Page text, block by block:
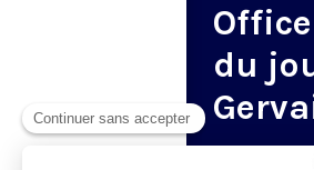
du
Du mardi au